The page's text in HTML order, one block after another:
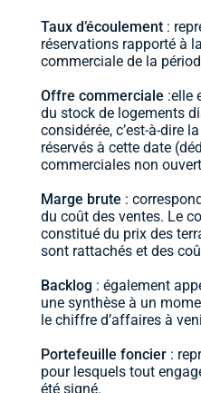
Taux d’écoulement :
réservations rapporté à
commerciale de la
Offre commerciale :elle
du stock de logements
considérée, c’est-à-dire
réservés à cette date
commerciales non
Marge brute :
du coût des ventes. Le
constitué du prix des
sont rattachés et des
Backlog : également
une synthèse à un
le chiffre d’affaires à
Portefeuille foncier :
pour lesquels tout
été signé.